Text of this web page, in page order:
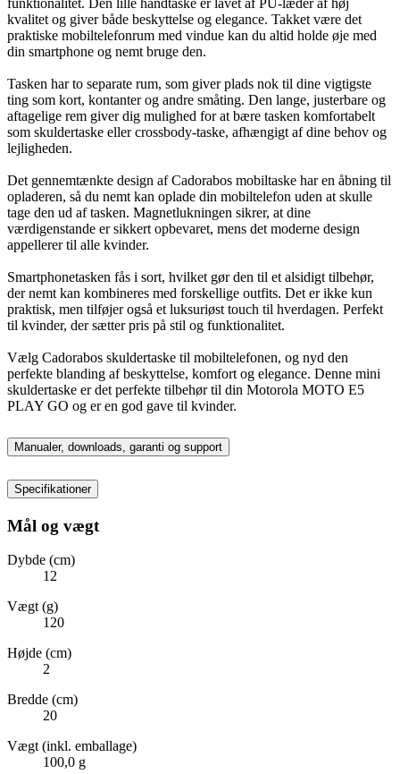
kvalitet og giver både beskyttelse og elegance. Takket være det
praktiske mobiltelefonrum med vindue kan du altid holde øje med
din smartphone og nemt bruge den.
Tasken har to separate rum, som giver plads nok til dine vigtigste
ting som kort, kontanter og andre småting. Den lange, justerbare og
aftagelige rem giver dig mulighed for at bære tasken komfortabelt
som skuldertaske eller crossbody-taske, afhængigt af dine behov og
lejligheden.
Det gennemtænkte design af Cadorabos mobiltaske har en åbning til
opladeren, så du nemt kan oplade din mobiltelefon uden at skulle
tage den ud af tasken. Magnetlukningen sikrer, at dine
værdigenstande er sikkert opbevaret, mens det moderne design
appellerer til alle kvinder.
Smartphonetasken fås i sort, hvilket gør den til et alsidigt tilbehør,
der nemt kan kombineres med forskellige outfits. Det er ikke kun
praktisk, men tilføjer også et luksuriøst touch til hverdagen. Perfekt
til kvinder, der sætter pris på stil og funktionalitet.
Vælg Cadorabos skuldertaske til mobiltelefonen, og nyd den
perfekte blanding af beskyttelse, komfort og elegance. Denne mini
skuldertaske er det perfekte tilbehør til din Motorola MOTO E5
PLAY GO og er en god gave til kvinder.
Manualer, downloads, garanti og support
Specifikationer
Mål og vægt
Dybde (cm)
12
Vægt (g)
120
Højde (cm)
2
Bredde (cm)
20
Vægt (inkl. emballage)
100,0 g